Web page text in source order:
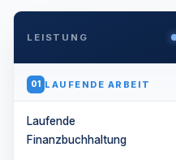
LEISTUNG
01 LAUFENDE ARBEIT
Laufende
Finanzbuchhaltung